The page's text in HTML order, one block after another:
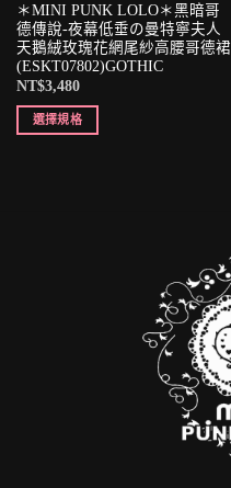
＊MINI PUNK LOLO＊黑暗哥
德傳說-夜幕低垂の曼特寧夫人
天鵝絨玫瑰花網尾紗高腰哥德裙
(ESKT07802)GOTHIC
NT$3,480
選擇規格